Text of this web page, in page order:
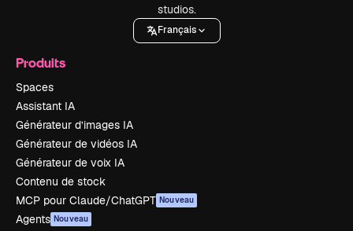
studios.
Français
Produits
Spaces
Assistant IA
Générateur d’images IA
Générateur de vidéos IA
Générateur de voix IA
Contenu de stock
MCP pour Claude/ChatGPT Nouveau
Agents Nouveau